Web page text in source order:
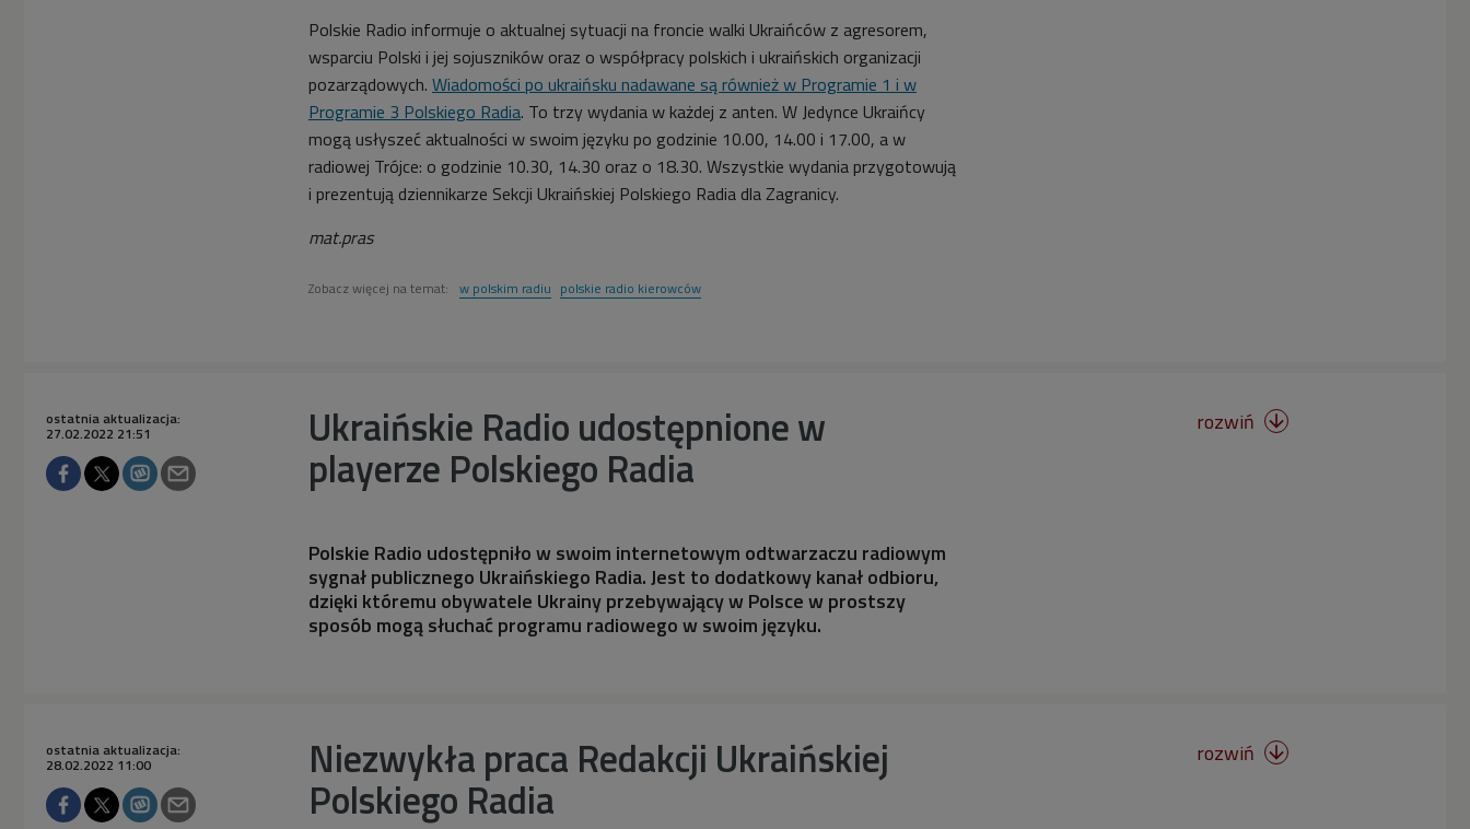
Polskie Radio informuje o aktualnej sytuacji na froncie walki Ukraińców z agresorem,
wsparciu Polski i jej sojuszników oraz o współpracy polskich i ukraińskich organizacji
pozarządowych. Wiadomości po ukraińsku nadawane są również w Programie 1 i w
Programie 3 Polskiego Radia. To trzy wydania w każdej z anten. W Jedynce Ukraińcy
mogą usłyszeć aktualności w swoim języku po godzinie 10.00, 14.00 i 17.00, a w
radiowej Trójce: o godzinie 10.30, 14.30 oraz o 18.30. Wszystkie wydania przygotowują
i prezentują dziennikarze Sekcji Ukraińskiej Polskiego Radia dla Zagranicy.
mat.pras
Zobacz więcej na temat: w polskim radiu polskie radio kierowców
Ukraińskie Radio udostępnione w
playerze Polskiego Radia
ostatnia aktualizacja:
27.02.2022 21:51
Polskie Radio udostępniło w swoim internetowym odtwarzaczu radiowym
sygnał publicznego Ukraińskiego Radia. Jest to dodatkowy kanał odbioru,
dzięki któremu obywatele Ukrainy przebywający w Polsce w prostszy
sposób mogą słuchać programu radiowego w swoim języku.
rozwiń 
Niezwykła praca Redakcji Ukraińskiej
Polskiego Radia
ostatnia aktualizacja:
28.02.2022 11:00 rozwiń 